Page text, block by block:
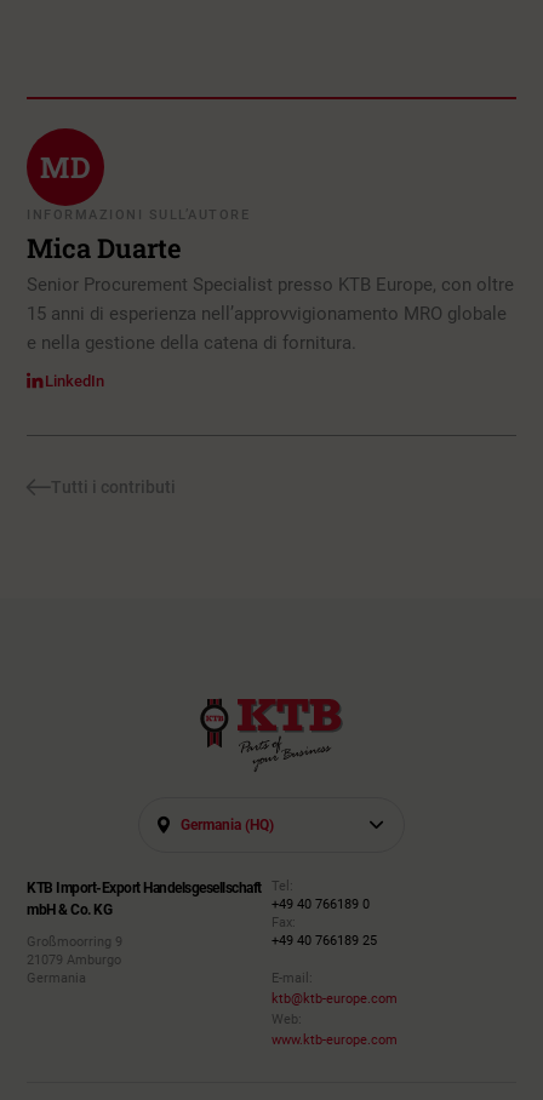
MD
INFORMAZIONI SULL’AUTORE
Mica Duarte
Senior Procurement Specialist presso KTB Europe, con oltre
15 anni di esperienza nell’approvvigionamento MRO globale
e nella gestione della catena di fornitura.
LinkedIn
Tutti i contributi
Germania (HQ)
KTB Import-Export Handelsgesellschaft
mbH & Co. KG
Großmoorring 9
21079 Amburgo
Germania
Tel:
+49 40 766189 0
Fax:
+49 40 766189 25
E-mail:
ktb@ktb-europe.com
Web:
www.ktb-europe.com